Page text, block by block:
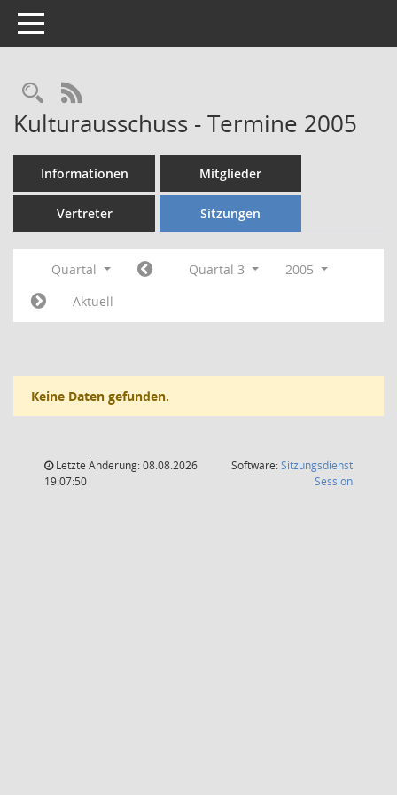
Toggle navigation
Rechercheauswahl
RSS-Feed
Kulturausschuss - Termine 2005
Informationen Mitglieder
Vertreter Sitzungen
Quartal Quartal 3
2005
Aktuell
Keine Daten gefunden.
Letzte Änderung: 08.08.2026
19:07:50
Software:Sitzungsdienst
Session(Wird in